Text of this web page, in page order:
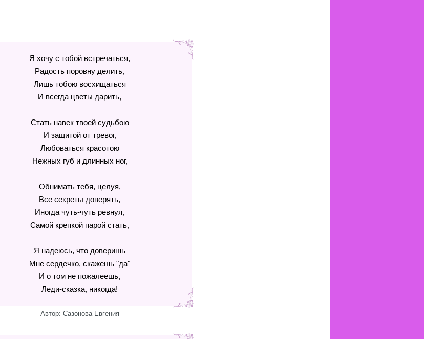
Я хочу с тобой встречаться,
Радость поровну делить,
Лишь тобою восхищаться
И всегда цветы дарить,
Стать навек твоей судьбою
И защитой от тревог,
Любоваться красотою
Нежных губ и длинных ног,
Обнимать тебя, целуя,
Все секреты доверять,
Иногда чуть-чуть ревнуя,
Самой крепкой парой стать,
Я надеюсь, что доверишь
Мне сердечко, скажешь "да"
И о том не пожалеешь,
Леди-сказка, никогда!
Автор: Сазонова Евгения